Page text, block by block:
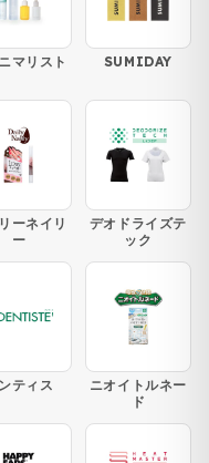
マリスト SUMIDAY
ーネイリ
ー
デオドライズテ
ック
ティス
ニオイトルネー
ド